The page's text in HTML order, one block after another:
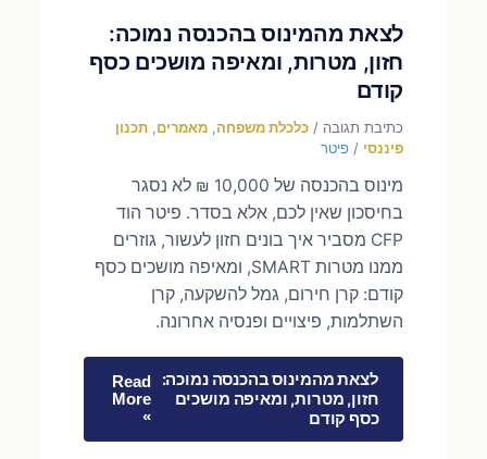
לצאת מהמינוס בהכנסה נמוכה:
חזון, מטרות, ומאיפה מושכים כסף
קודם
כתיבת תגובה /כלכלת משפחה,מאמרים,תכנון
פיננסי /פיטר
מינוס בהכנסה של 10,000 ₪ לא נסגר
בחיסכון שאין לכם, אלא בסדר. פיטר הוד
CFP מסביר איך בונים חזון לעשור, גוזרים
ממנו מטרות SMART, ומאיפה מושכים כסף
קודם: קרן חירום, גמל להשקעה, קרן
השתלמות, פיצויים ופנסיה אחרונה.
לצאת מהמינוס בהכנסה נמוכה:
חזון, מטרות, ומאיפה מושכים
כסף קודם
Read
More
»